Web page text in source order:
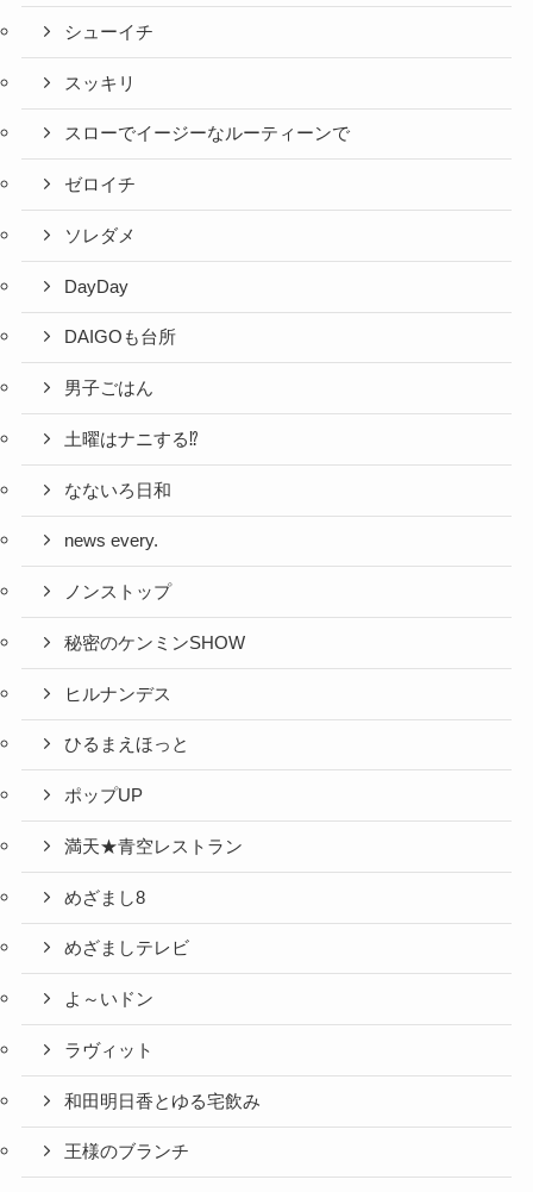
シューイチ
スッキリ
スローでイージーなルーティーンで
ゼロイチ
ソレダメ
DayDay
DAIGOも台所
男子ごはん
土曜はナニする⁉
なないろ日和
news every.
ノンストップ
秘密のケンミンSHOW
ヒルナンデス
ひるまえほっと
ポップUP
満天★青空レストラン
めざまし8
めざましテレビ
よ～いドン
ラヴィット
和田明日香とゆる宅飲み
王様のブランチ